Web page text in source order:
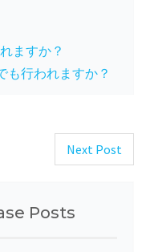
ますか？
も行われますか？
Next Post
Posts